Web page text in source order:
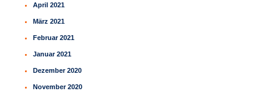
April 2021
März 2021
Februar 2021
Januar 2021
Dezember 2020
November 2020